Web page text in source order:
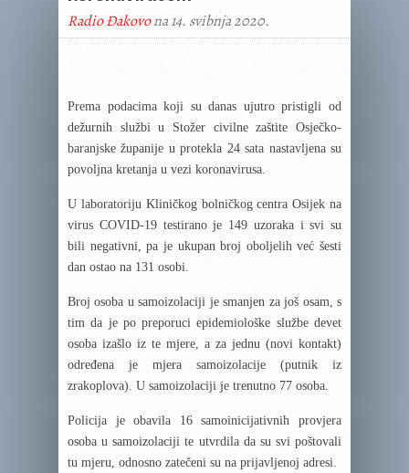
Radio Đakovona 14. svibnja 2020.
Prema podacima koji su danas ujutro pristigli od
dežurnih službi u Stožer civilne zaštite Osječko-
baranjske županije u protekla 24 sata nastavljena su
povoljna kretanja u vezi koronavirusa.
U laboratoriju Kliničkog bolničkog centra Osijek na
virus COVID-19 testirano je 149 uzoraka i svi su
bili negativni, pa je ukupan broj oboljelih već šesti
dan ostao na 131 osobi.
Broj osoba u samoizolaciji je smanjen za još osam, s
tim da je po preporuci epidemiološke službe devet
osoba izašlo iz te mjere, a za jednu (novi kontakt)
određena je mjera samoizolacije (putnik iz
zrakoplova). U samoizolaciji je trenutno 77 osoba.
Policija je obavila 16 samoinicijativnih provjera
osoba u samoizolaciji te utvrdila da su svi poštovali
tu mjeru, odnosno zatečeni su na prijavljenoj adresi.